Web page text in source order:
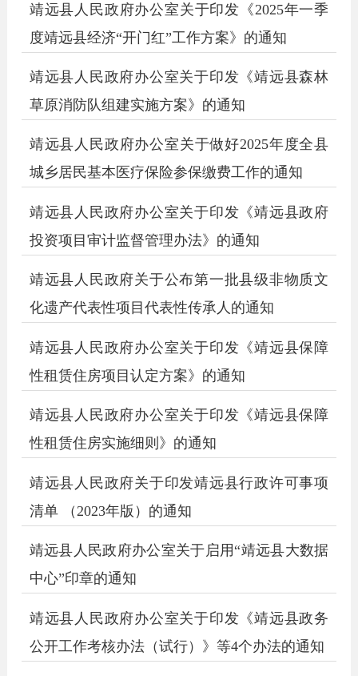
靖远县人民政府办公室关于印发《2025年一季
度靖远县经济“开门红”工作方案》的通知
靖远县人民政府办公室关于印发《靖远县森林
草原消防队组建实施方案》的通知
靖远县人民政府办公室关于做好2025年度全县
城乡居民基本医疗保险参保缴费工作的通知
靖远县人民政府办公室关于印发《靖远县政府
投资项目审计监督管理办法》的通知
靖远县人民政府关于公布第一批县级非物质文
化遗产代表性项目代表性传承人的通知
靖远县人民政府办公室关于印发《靖远县保障
性租赁住房项目认定方案》的通知
靖远县人民政府办公室关于印发《靖远县保障
性租赁住房实施细则》的通知
靖远县人民政府关于印发靖远县行政许可事项
清单 （2023年版）的通知
靖远县人民政府办公室关于启用“靖远县大数据
中心”印章的通知
靖远县人民政府办公室关于印发《靖远县政务
公开工作考核办法（试行）》等4个办法的通知